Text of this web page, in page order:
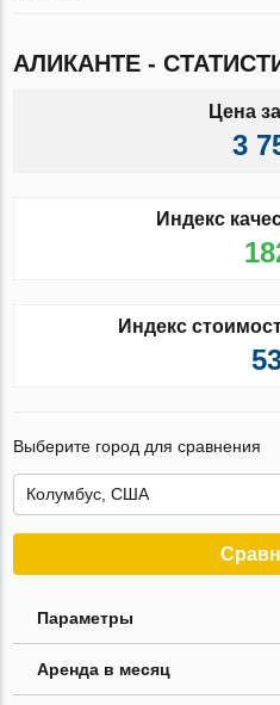
АЛИКАНТЕ -
Цена
3
Индекс
Индекс
Выберите город для сравнения
Параметры
Аренда в месяц